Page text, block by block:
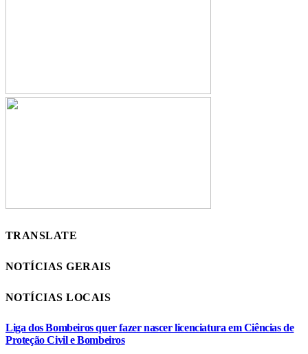
TRANSLATE
NOTÍCIAS GERAIS
NOTÍCIAS LOCAIS
Liga dos Bombeiros quer fazer nascer licenciatura em Ciências de
Proteção Civil e Bombeiros